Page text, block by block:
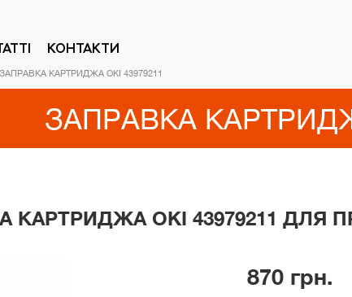
КОНТАКТИ
ЗАПРАВКА КАРТРИДЖА OKI 43979211
ЗАПРАВКА
КАРТРИДЖА OKI 43979211 ДЛЯ
870 грн.